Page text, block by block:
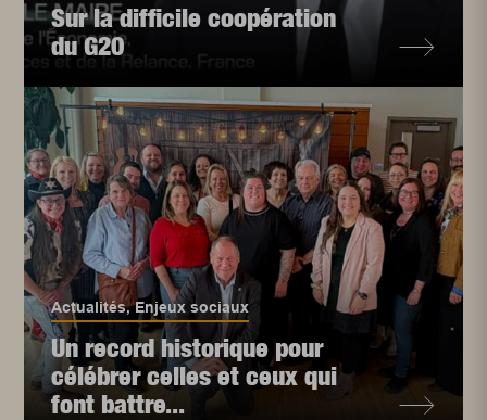
Sur la difficile coopération
du G20
Actualités,Enjeux sociaux
Un record historique pour
célébrer celles et ceux qui
font battre...